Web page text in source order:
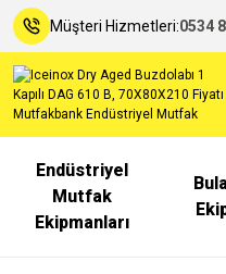
Müşteri Hizmetleri:0534
Endüstriyel
Mutfak
Ekipmanları